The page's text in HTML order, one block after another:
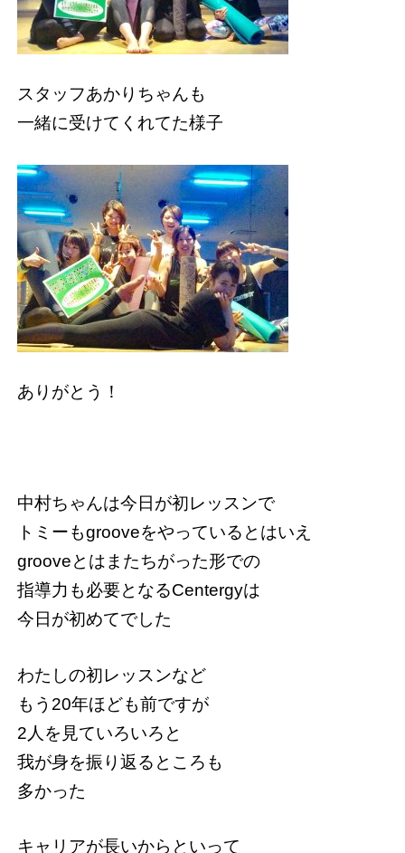
スタッフあかりちゃんも
一緒に受けてくれてた様子
ありがとう！
中村ちゃんは今日が初レッスンで
トミーもgrooveをやっているとはいえ
grooveとはまたちがった形での
指導力も必要となるCentergyは
今日が初めてでした
わたしの初レッスンなど
もう20年ほども前ですが
2人を見ていろいろと
我が身を振り返るところも
多かった
キャリアが長いからといって